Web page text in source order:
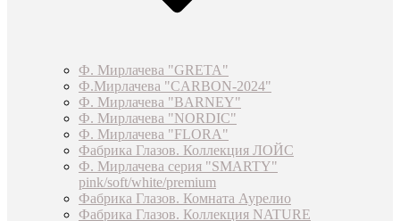
Ф. Мирлачева "GRETA"
Ф.Мирлачева "CARBON-2024"
Ф. Мирлачева "BARNEY"
Ф. Мирлачева "NORDIC"
Ф. Мирлачева "FLORA"
Фабрика Глазов. Коллекция ЛОЙС
Ф. Мирлачева серия "SMARTY"
pink/soft/white/premium
Фабрика Глазов. Комната Аурелио
Фабрика Глазов. Коллекция NATURE